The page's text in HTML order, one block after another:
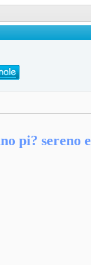
pi? sereno